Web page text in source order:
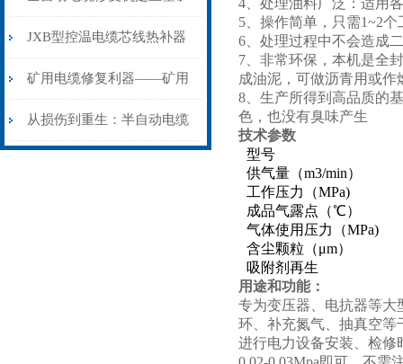
步作业法
山电力动脉的“智能外科医
生”
JXB型控温电缆芯线热补器
安装与接线：精准修复的工
艺基石
矿用电缆修复利器——矿用
电缆热补机智能控温，安全
从损伤到重生：半自动电缆
4、处理油料广泛：适用
5、操作简单，只需1~2
6、处理过程中不会造成
7、非常环保，本机是全
成油泥，可做沥青用或作
8、生产所得到高品质的
色，也没有臭味产生
技术参数
型号
供气量（m3/min）
工作压力（MPa)
成品气露点（℃）
气体使用压力（MPa)
含尘颗粒（μm）
吸附剂再生
用途和功能：
专为变压器、电抗器等
环、补充氮气、抽真空等
进行电力设备安装、检修